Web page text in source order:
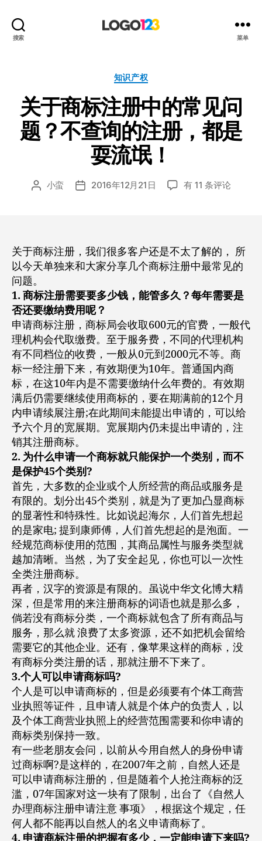
搜索
设
计
博
客
菜单
分
知识产权
关于商标注册中的常见问
题？不查询的注册，都是
耍流氓！
文 小蛮
发 2016年12月21日
关
册
中
的
见
题？
不
查
询
的
注
册，
都
是
流
有 11 条评论
关于商标注册，我们很多客户还是不太了解的， 所
以今天单独来和大家分享几个商标注册中最常见的
问题。
1. 商标注册需要要多少钱，能管多久？每年需要是
否还要缴纳费用呢？
申请商标注册，商标局会收取600元的官费，一般代
理机构会代取缴费。至于服务费，不同的代理机构
有不同档位的收费，一般从0元到2000元不等。商
标一经注册下来，有效期便为10年。普通国内商
标，在这10年内是不需要缴纳什么年费的。有效期
满后仍需要继续使用商标的，要在期满前的12个月
内申请续展注册;在此期间未能提出申请的，可以给
予六个月的宽展期。宽展期内仍未提出申请的，注
销其注册商标。
2. 为什么申请一个商标就只能保护一个类别，而不
是保护45个类别?
首先，大多数的企业或个人所经营的商品或服务是
有限的。划分出45个类别，就是为了更加凸显商标
的显著性和特殊性。比如说起海尔，人们首先想起
的是家电; 提到康师傅，人们首先想起的是泡面。一
经规范商标使用的范围，其商品属性与服务类型就
越加清晰。当然，为了安全起见，你也可以一次性
全类注册商标。
再者，汉字的资源是有限的。虽说中华文化博大精
深，但是常用的来注册商标的词语也就是那么多，
倘若没有商标分类，一个商标就包含了所有商品与
服务，那么就 浪费了太多资源，还不如把机会留给
需要它的其他企业。还有，像苹果这样的商标，没
有商标分类注册的话，那就注册不下来了。
3.个人可以申请商标吗?
个人是可以申请商标的，但是必须要有个体工商营
业执照等证件，且申请人就是个体户的负责人，以
及个体工商营业执照上的经营范围需要和你申请的
商标类别保持一致。
有一些老朋友会问，以前从今用自然人的身份申请
过商标啊?是这样的，在2007年之前，自然人还是
可以申请商标注册的，但是随着个人抢注商标的泛
滥，07年国家对这一块有了限制，出台了《自然人
办理商标注册申请注意 事项》，根据这个规定，任
何人都不能再以自然人的名义申请商标了。
4. 申请商标注册的把握有多少，一定能申请下来吗?